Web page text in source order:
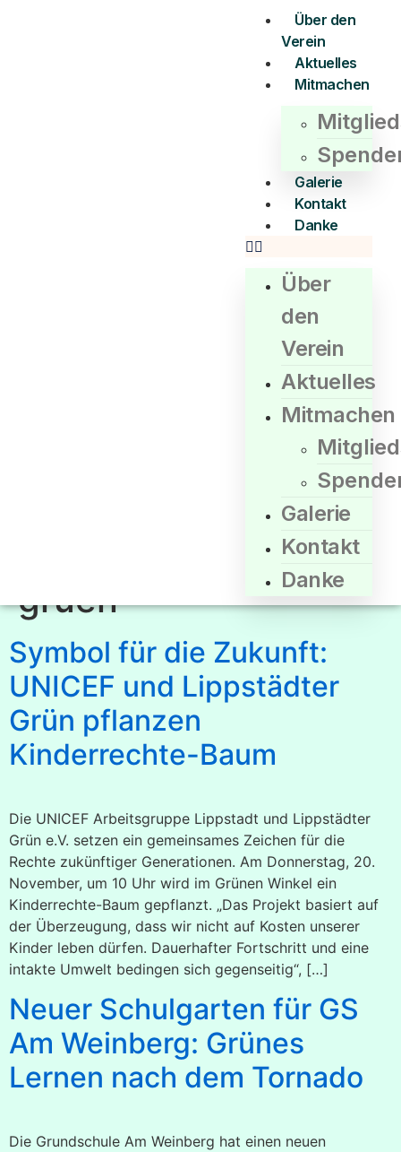
Über den
Verein
Aktuelles
Mitmachen
Galerie
Kontakt
Danke
Über
den
Verein
Aktuelles
Mitmachen
Galerie
Kontakt
Danke
admin-lp-
gruen
Symbol für die Zukunft:
UNICEF und Lippstädter
Grün pflanzen
Kinderrechte-Baum
Die UNICEF Arbeitsgruppe Lippstadt und Lippstädter
Grün e.V. setzen ein gemeinsames Zeichen für die
Rechte zukünftiger Generationen. Am Donnerstag, 20.
November, um 10 Uhr wird im Grünen Winkel ein
Kinderrechte-Baum gepflanzt. „Das Projekt basiert auf
der Überzeugung, dass wir nicht auf Kosten unserer
Kinder leben dürfen. Dauerhafter Fortschritt und eine
intakte Umwelt bedingen sich gegenseitig“, […]
Neuer Schulgarten für GS
Am Weinberg: Grünes
Lernen nach dem Tornado
Die Grundschule Am Weinberg hat einen neuen